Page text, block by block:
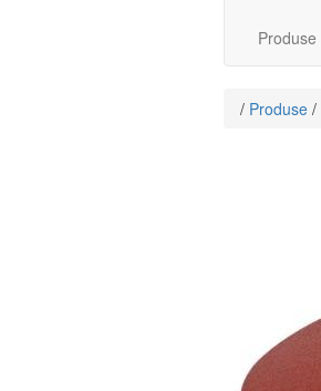
Produse
/ Produse /